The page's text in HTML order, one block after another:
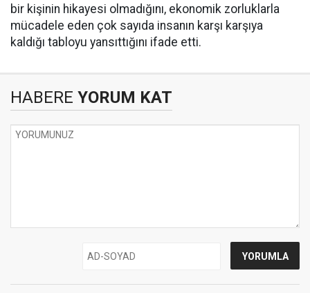
bir kişinin hikayesi olmadığını, ekonomik zorluklarla
mücadele eden çok sayıda insanın karşı karşıya
kaldığı tabloyu yansıttığını ifade etti.
HABERE YORUM KAT